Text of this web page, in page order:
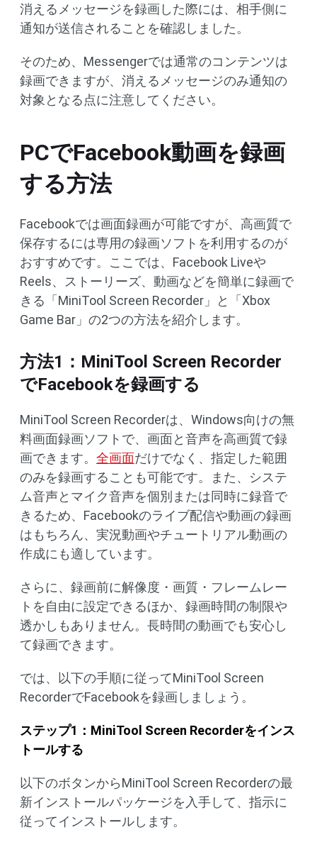
消えるメッセージを録画した際には、相手側に
通知が送信されることを確認しました。
そのため、Messengerでは通常のコンテンツは
録画できますが、消えるメッセージのみ通知の
対象となる点に注意してください。
PCでFacebook動画を録画
する方法
Facebookでは画面録画が可能ですが、高画質で
保存するには専用の録画ソフトを利用するのが
おすすめです。ここでは、Facebook Liveや
Reels、ストーリーズ、動画などを簡単に録画で
きる「MiniTool Screen Recorder」と「Xbox
Game Bar」の2つの方法を紹介します。
方法1：MiniTool Screen Recorder
でFacebookを録画する
MiniTool Screen Recorderは、Windows向けの無
料画面録画ソフトで、画面と音声を高画質で録
画できます。 全画面だけでなく、指定した範囲
のみを録画することも可能です。また、システ
ム音声とマイク音声を個別または同時に録音で
きるため、Facebookのライブ配信や動画の録画
はもちろん、実況動画やチュートリアル動画の
作成にも適しています。
さらに、録画前に解像度・画質・フレームレー
トを自由に設定できるほか、録画時間の制限や
透かしもありません。長時間の動画でも安心し
て録画できます。
では、以下の手順に従ってMiniTool Screen
RecorderでFacebookを録画しましょう。
ステップ1：MiniTool Screen Recorderをインス
トールする
以下のボタンからMiniTool Screen Recorderの最
新インストールパッケージを入手して、指示に
従ってインストールします。